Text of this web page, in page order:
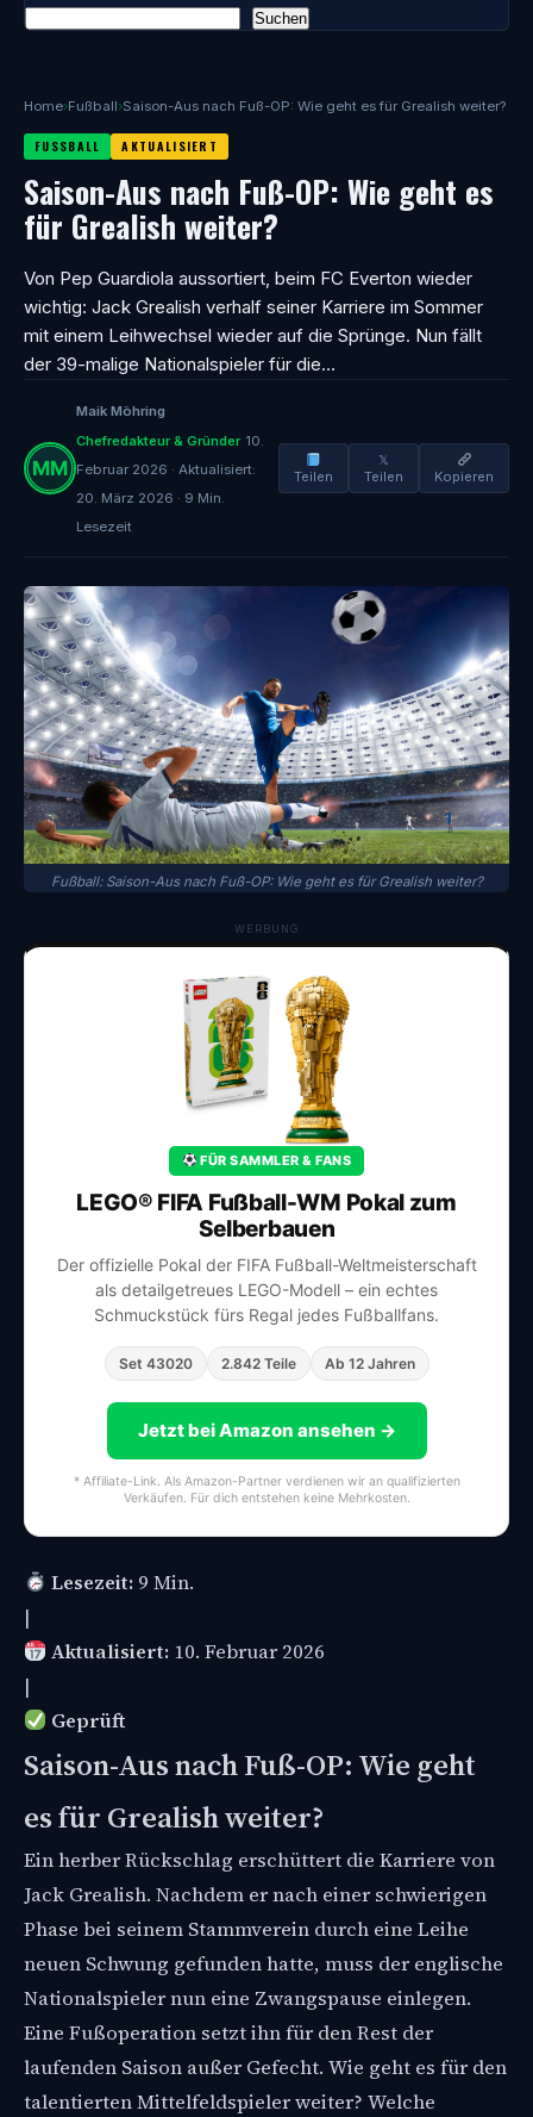
Home›Fußball›Saison-Aus nach Fuß-OP: Wie geht es für Grealish weiter?
FUSSBALL AKTUALISIERT
Saison-Aus nach Fuß-OP: Wie geht es
für Grealish weiter?
Von Pep Guardiola aussortiert, beim FC Everton wieder
wichtig: Jack Grealish verhalf seiner Karriere im Sommer
mit einem Leihwechsel wieder auf die Sprünge. Nun fällt
der 39-malige Nationalspieler für die…
Maik Möhring
Chefredakteur & Gründer 10.
Februar 2026 · Aktualisiert:
20. März 2026 · 9 Min.
Lesezeit
Teilen
𝕏
Teilen
Kopieren
Fußball: Saison-Aus nach Fuß-OP: Wie geht es für Grealish weiter?
WERBUNG
FÜR SAMMLER & FANS
LEGO® FIFA Fußball-WM Pokal zum
Selberbauen
Der offizielle Pokal der FIFA Fußball-Weltmeisterschaft
als detailgetreues LEGO-Modell – ein echtes
Schmuckstück fürs Regal jedes Fußballfans.
Set 43020 2.842 Teile Ab 12 Jahren
Jetzt bei Amazon ansehen →
* Affiliate-Link. Als Amazon-Partner verdienen wir an qualifizierten
Verkäufen. Für dich entstehen keine Mehrkosten.
Lesezeit:9 Min.
|
Aktualisiert:10. Februar 2026
|
Geprüft
Saison-Aus nach Fuß-OP: Wie geht
es für Grealish weiter?
Ein herber Rückschlag erschüttert die Karriere von
Jack Grealish. Nachdem er nach einer schwierigen
Phase bei seinem Stammverein durch eine Leihe
neuen Schwung gefunden hatte, muss der englische
Nationalspieler nun eine Zwangspause einlegen.
Eine Fußoperation setzt ihn für den Rest der
laufenden Saison außer Gefecht. Wie geht es für den
talentierten Mittelfeldspieler weiter? Welche
Suchen